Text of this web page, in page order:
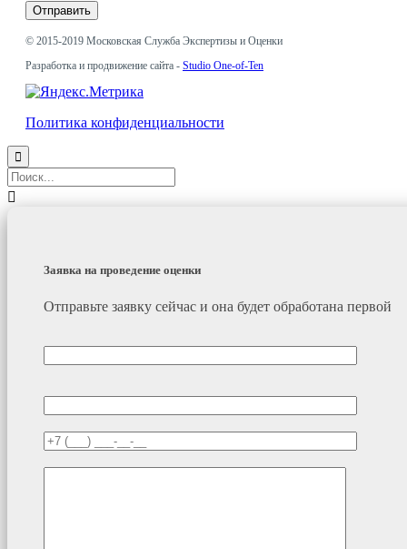
© 2015-2019 Московская Служба Экспертизы и Оценки
Разработка и продвижение сайта - Studio One-of-Ten
Политика конфиденциальности


Заявка на проведение оценки
Отправьте заявку сейчас и она будет обработана первой